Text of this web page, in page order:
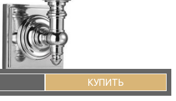
КУПИТЬ